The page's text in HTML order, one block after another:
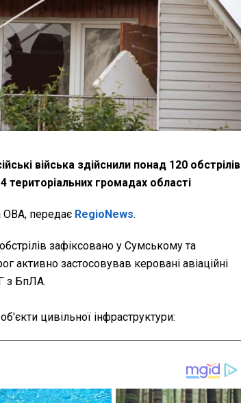
війська здійснили понад 120 обстрілів
територіальних громадах області
ОВА, передає RegioNews.
зафіксовано у Сумському та
активно застосовував керовані авіаційні
з БпЛА.
цивільної інфраструктури: